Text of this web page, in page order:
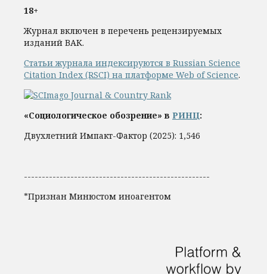
18+
Журнал включен в перечень рецензируемых
изданий ВАК.
Статьи журнала индексируются в Russian Science
Citation Index (RSCI) на платформе Web of Science.
«Социологическое обозрение» в РИНЦ:
Двухлетний Импакт-Фактор (2025): 1,546
----------------------------------------------------
*Признан Минюстом иноагентом